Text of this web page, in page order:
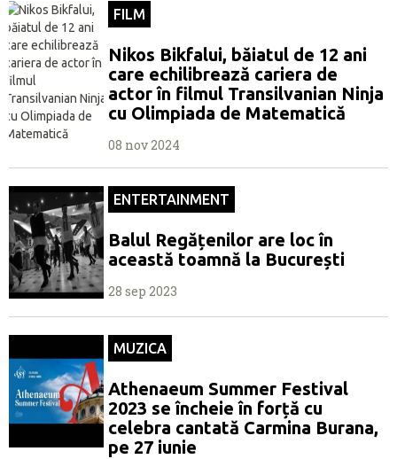
FILM
Nikos Bikfalui, băiatul de 12 ani
care echilibrează cariera de
actor în filmul Transilvanian Ninja
cu Olimpiada de Matematică
08 nov 2024
ENTERTAINMENT
Balul Regățenilor are loc în
această toamnă la București
28 sep 2023
MUZICA
Athenaeum Summer Festival
2023 se încheie în forță cu
celebra cantată Carmina Burana,
pe 27 iunie